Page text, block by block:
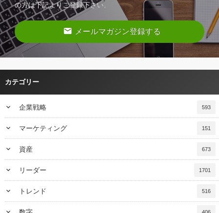
の方は下記よりご登録下さい。
email メールマガジン登録する
カテゴリー
keyboard_arrow_down 企業戦略 593
keyboard_arrow_down マーケティング 151
keyboard_arrow_down 資産 673
keyboard_arrow_down リーダー 1701
keyboard_arrow_down トレンド 516